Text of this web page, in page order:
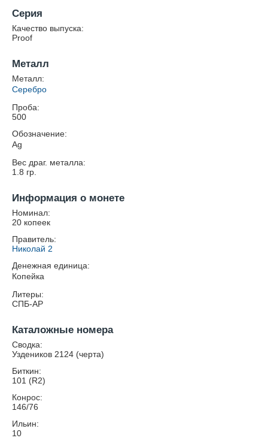
Серия
Качество выпуска:
Proof
Металл
Металл:
Серебро
Проба:
500
Обозначение:
Ag
Вес драг. металла:
1.8 гр.
Информация о монете
Номинал:
20 копеек
Правитель:
Николай 2
Денежная единица:
Копейка
Литеры:
СПБ-АР
Каталожные номера
Сводка:
Уздеников 2124 (черта)
Биткин:
101 (R2)
Конрос:
146/76
Ильин:
10